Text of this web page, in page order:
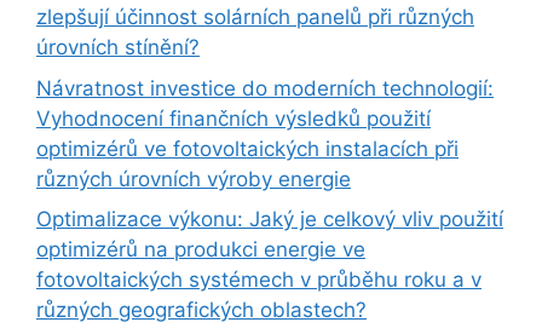
zlepšují účinnost solárních panelů při různých
úrovních stínění?
Návratnost investice do moderních technologií:
Vyhodnocení finančních výsledků použití
optimizérů ve fotovoltaických instalacích při
různých úrovních výroby energie
Optimalizace výkonu: Jaký je celkový vliv použití
optimizérů na produkci energie ve
fotovoltaických systémech v průběhu roku a v
různých geografických oblastech?